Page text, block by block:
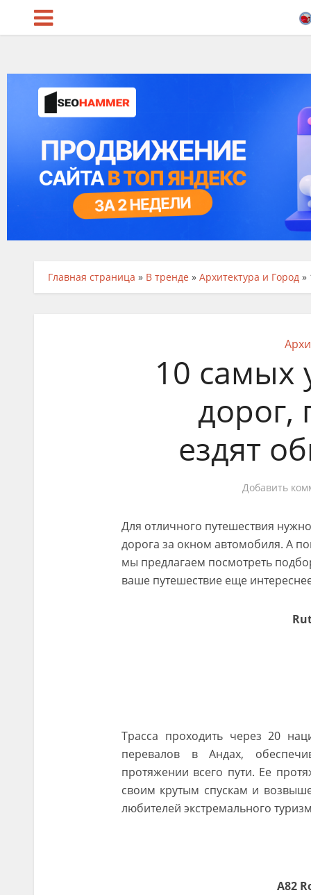
Главная страница » В тренде » Архитектура и Город »
10 самых
дорог,
ездят
Добавить
Для отличного путешествия
дорога за окном автомобиля. А
мы предлагаем посмотреть
ваше путешествие еще
Трасса проходить через 20
перевалов в Андах,
протяжении всего пути. Ее
своим крутым спускам и
любителей экстремального
A82